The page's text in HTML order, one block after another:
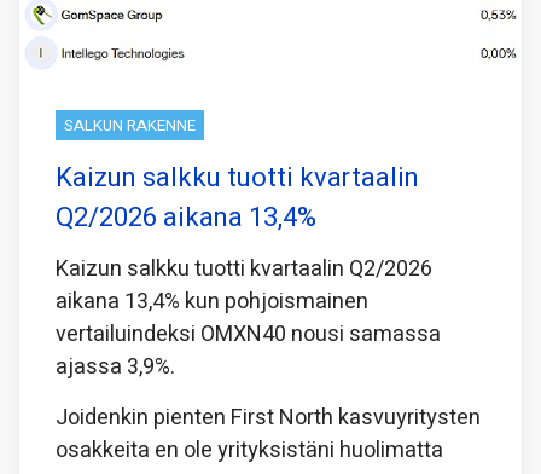
SALKUN RAKENNE
Kaizun salkku tuotti kvartaalin
Q2/2026 aikana 13,4%
Kaizun salkku tuotti kvartaalin Q2/2026
aikana 13,4% kun pohjoismainen
vertailuindeksi OMXN40 nousi samassa
ajassa 3,9%.
Joidenkin pienten First North kasvuyritysten
osakkeita en ole yrityksistäni huolimatta